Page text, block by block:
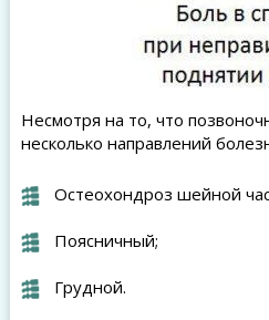
Несмотря на то, что
несколько направлений
Остеохондроз шейной
Поясничный;
Грудной.